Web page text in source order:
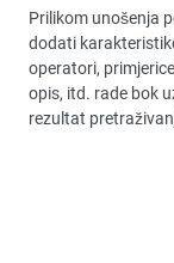
Prilikom unošenja
dodati
operatori,
opis, itd. rade bok
rezultat